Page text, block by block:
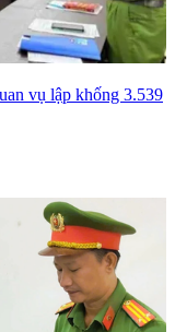
vụ lập khống 3.539